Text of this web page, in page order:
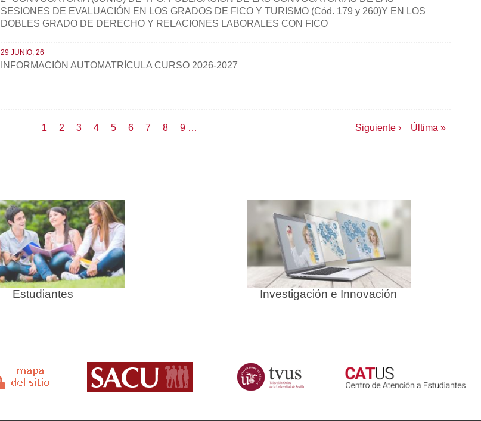
SESIONES DE EVALUACIÓN EN LOS GRADOS DE FICO Y TURISMO (Cód. 179 y 260)Y EN LOS
DOBLES GRADO DE DERECHO Y RELACIONES LABORALES CON FICO
29 JUNIO, 26
INFORMACIÓN AUTOMATRÍCULA CURSO 2026-2027
Página
1 Page
2 Page
3 Page
4 Page
5 Page
6 Page
7 Page
8 Page
9 …
Siguiente
Siguiente ›
Última
Última »
Estudiantes Investigación e Innovación